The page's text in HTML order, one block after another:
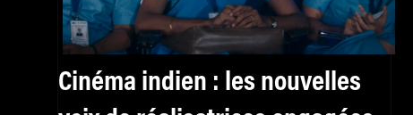
Cinéma indien : les nouvelles